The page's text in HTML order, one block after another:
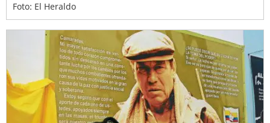
Foto: El Heraldo